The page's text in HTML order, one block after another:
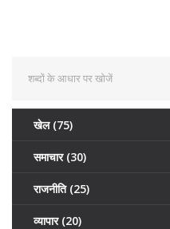
खेल (75)
समाचार (30)
राजनीति (25)
व्यापार (20)